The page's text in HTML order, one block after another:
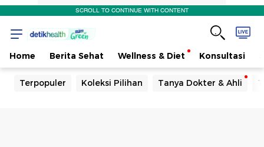
SCROLL TO CONTINUE WITH CONTENT
Home Berita Sehat Wellness & Diet Konsultasi
Terpopuler Koleksi Pilihan Tanya Dokter & Ahli